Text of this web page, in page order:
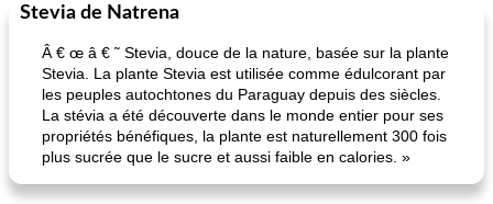
Stevia de Natrena
Â € œ â € ˜ Stevia, douce de la nature, basée sur la plante
Stevia. La plante Stevia est utilisée comme édulcorant par
les peuples autochtones du Paraguay depuis des siècles.
La stévia a été découverte dans le monde entier pour ses
propriétés bénéfiques, la plante est naturellement 300 fois
plus sucrée que le sucre et aussi faible en calories. »